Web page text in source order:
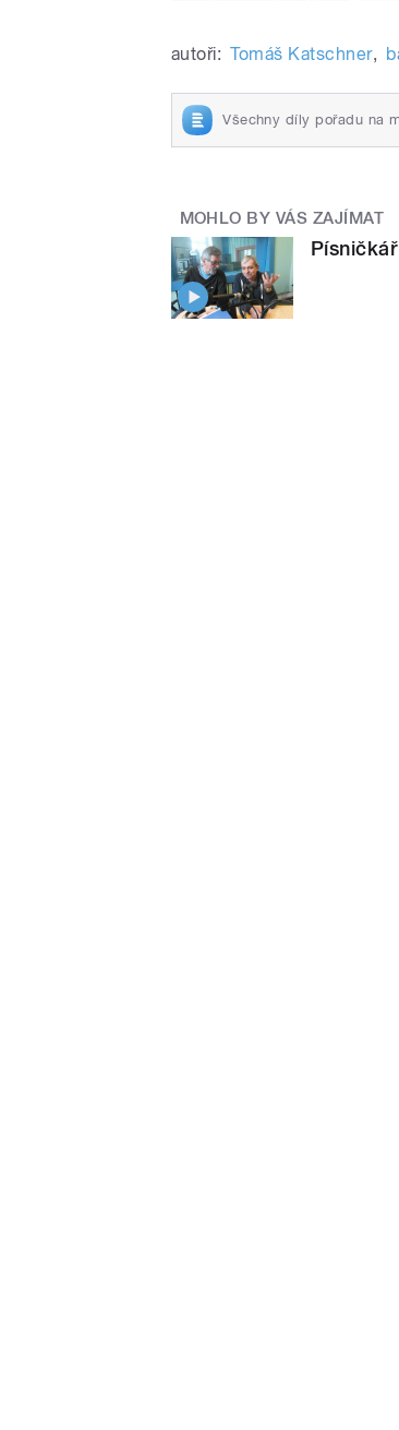
autoři: Tomáš Katschner,
Všechny díly pořadu na
MOHLO BY VÁS ZAJÍMAT